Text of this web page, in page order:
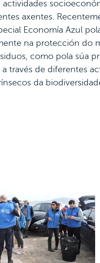
axentes.
Economía Azul
na protección do
como pola súa
través de diferentes
da